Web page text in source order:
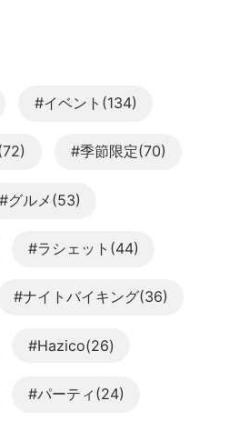
#イベント(134)
#季節限定(70)
#グルメ(53)
#ラシェット(44)
#ナイトバイキング(36)
#Hazico(26)
#パーティ(24)